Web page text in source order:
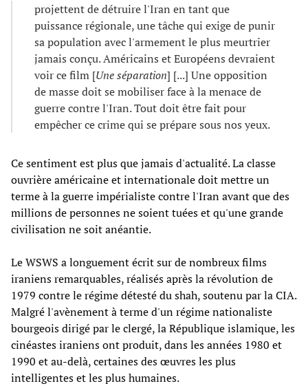
projettent de détruire l'Iran en tant que
puissance régionale, une tâche qui exige de punir
sa population avec l'armement le plus meurtrier
jamais conçu. Américains et Européens devraient
voir ce film [Une séparation] [...] Une opposition
de masse doit se mobiliser face à la menace de
guerre contre l'Iran. Tout doit être fait pour
empêcher ce crime qui se prépare sous nos yeux.
Ce sentiment est plus que jamais d'actualité. La classe
ouvrière américaine et internationale doit mettre un
terme à la guerre impérialiste contre l'Iran avant que des
millions de personnes ne soient tuées et qu'une grande
civilisation ne soit anéantie.
Le WSWS a longuement écrit sur de nombreux films
iraniens remarquables, réalisés après la révolution de
1979 contre le régime détesté du shah, soutenu par la CIA.
Malgré l'avènement à terme d'un régime nationaliste
bourgeois dirigé par le clergé, la République islamique, les
cinéastes iraniens ont produit, dans les années 1980 et
1990 et au-delà, certaines des œuvres les plus
intelligentes et les plus humaines.